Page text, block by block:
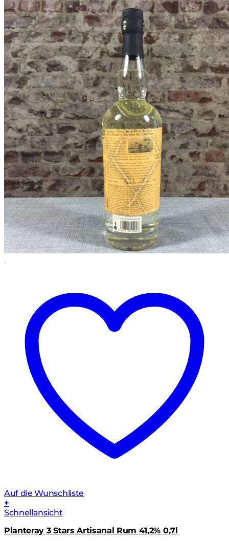
Auf die Wunschliste
+
Schnellansicht
Planteray 3 Stars Artisanal Rum 41,2% 0,7l